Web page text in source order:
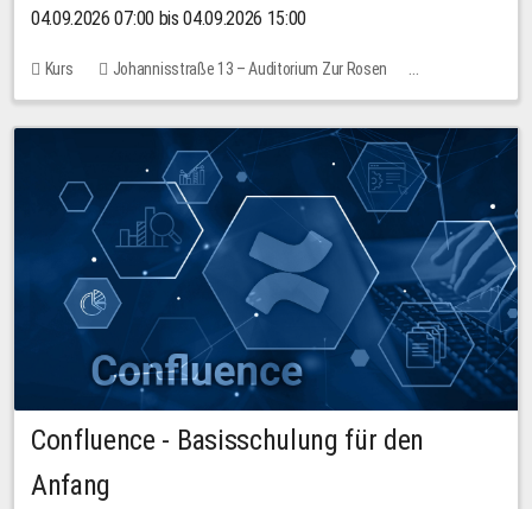
04.09.2026 07:00 bis 04.09.2026 15:00
Kurs
Johannisstraße 13 – Auditorium Zur Rosen
Keine freien Plätze
Confluence - Basisschulung für den
Anfang